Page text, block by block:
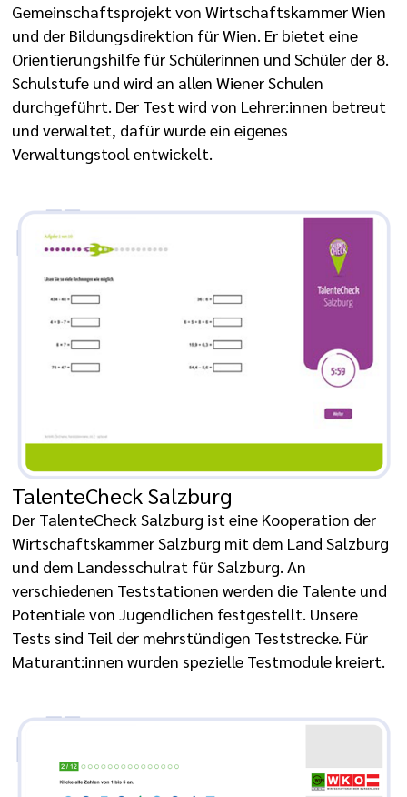
Gemeinschaftsprojekt von Wirtschaftskammer Wien
und der Bildungsdirektion für Wien. Er bietet eine
Orientierungshilfe für Schülerinnen und Schüler der 8.
Schulstufe und wird an allen Wiener Schulen
durchgeführt. Der Test wird von Lehrer:innen betreut
und verwaltet, dafür wurde ein eigenes
Verwaltungstool entwickelt.
TalenteCheck Salzburg
Der TalenteCheck Salzburg ist eine Kooperation der
Wirtschaftskammer Salzburg mit dem Land Salzburg
und dem Landesschulrat für Salzburg. An
verschiedenen Teststationen werden die Talente und
Potentiale von Jugendlichen festgestellt. Unsere
Tests sind Teil der mehrstündigen Teststrecke. Für
Maturant:innen wurden spezielle Testmodule kreiert.